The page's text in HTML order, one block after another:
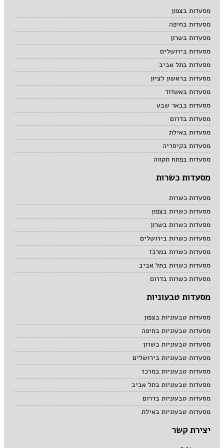
מרקים
מתוקים
סיני
סנדוויץ' בר
פאב
מסעדות בצפון
מסעדות בחיפה
מסעדות בשרון
מסעדות בירושלים
מסעדות בתל אביב
מסעדות בראשון לציון
מסעדות באשדוד
מסעדות בבאר שבע
מסעדות בדרום
מסעדות באילת
מסעדות בקיסריה
מסעדות בפתח תקווה
מסעדות כשרות
מסעדות כשרות
מסעדות כשרות בצפון
מסעדות כשרות בשרון
מסעדות כשרות בירושלים
מסעדות כשרות במרכז
מסעדות כשרות בתל אביב
מסעדות כשרות בדרום
מסעדות טבעוניות
מסעדות טבעוניות בצפון
מסעדות טבעוניות בחיפה
מסעדות טבעוניות בשרון
מסעדות טבעוניות בירושלים
מסעדות טבעוניות במרכז
מסעדות טבעוניות בתל אביב
מסעדות טבעוניות בדרום
מסעדות טבעוניות באילת
יצירת קשר